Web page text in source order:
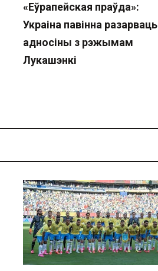
«Еўрапейская праўда»:
Украіна павінна разарваць
адносіны з рэжымам
Лукашэнкі